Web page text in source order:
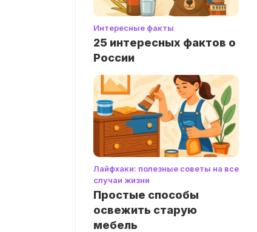
Интересные факты
25 интересных фактов о
России
Лайфхаки: полезные советы на все
случаи жизни
Простые способы
освежить старую
мебель